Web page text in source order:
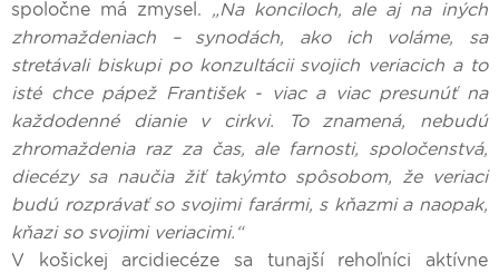
spoločne má zmysel. „Na konciloch, ale aj na iných
zhromaždeniach – synodách, ako ich voláme, sa
stretávali biskupi po konzultácii svojich veriacich a to
isté chce pápež František - viac a viac presunúť na
každodenné dianie v cirkvi. To znamená, nebudú
zhromaždenia raz za čas, ale farnosti, spoločenstvá,
diecézy sa naučia žiť takýmto spôsobom, že veriaci
budú rozprávať so svojimi farármi, s kňazmi a naopak,
kňazi so svojimi veriacimi.“
V košickej arcidiecéze sa tunajší rehoľníci aktívne